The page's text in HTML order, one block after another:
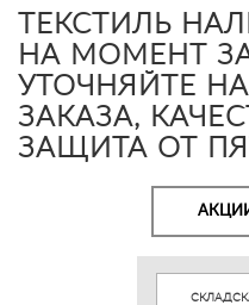
ТЕКСТИЛЬ
НА МОМЕНТ
УТОЧНЯЙТЕ
ЗАКАЗА,
ЗАЩИТА ОТ